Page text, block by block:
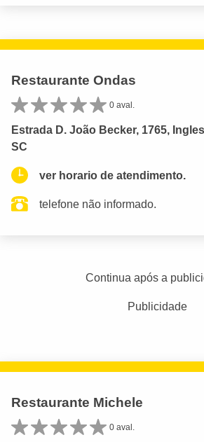
Restaurante Ondas
0 aval.
Estrada D. João Becker, 1765,
SC
ver horario de atendimento.
telefone não informado.
Continua após a
Publicidade
Restaurante Michele
0 aval.